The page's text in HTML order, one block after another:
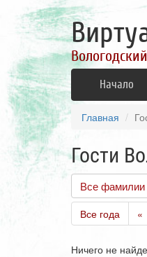
Начало
Главная
Гости
Все фамилии
Все года «
Ничего не